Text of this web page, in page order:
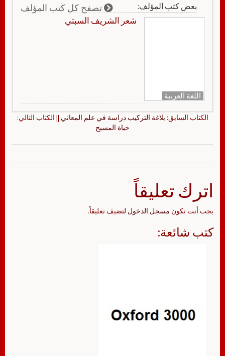
بعض كتب المؤلف: تصفح كل كتب المؤلف
اللغة العربية
شعر الشريف السبتي
الكتاب السابق: بلاغة التركيب دراسة في علم المعاني || الكتاب التالي:
حياة المسيح
اترك تعليقاً
يجب أنت تكون مسجل الدخول لتضيف تعليقاً.
كتب شائعة: